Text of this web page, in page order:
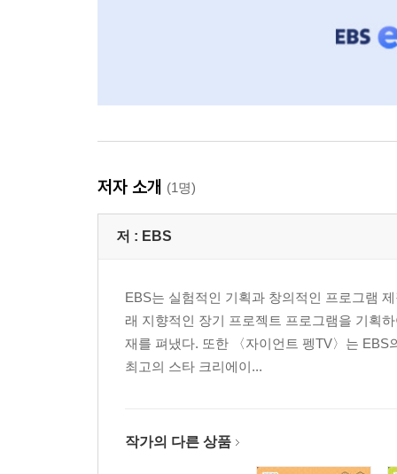
저자 소개 (1명)
저 : EBS
EBS는 실험적인 기획과 창의적인 프로그램
래 지향적인 장기 프로젝트 프로그램을 기획
재를 펴냈다. 또한 〈자이언트 펭TV〉는
최고의 스타 크리에이...
작가의 다른 상품